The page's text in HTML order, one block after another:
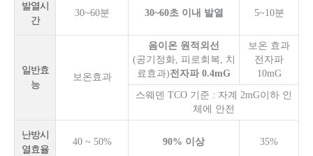
발열시
간
30~60분 30~60초 이내 발열 5~10분
일반효
능
보온효과
음이온 원적외선
(공기정화, 피로회복, 치
료효과)전자파 0.4mG
보온 효과
전자파
10mG
스웨덴 TCO 기준 : 자계 2mG이하 인
체에 안전
난방시
열효율
40 ~ 50% 90% 이상 35%